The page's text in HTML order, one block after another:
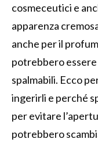
cosmeceutici e
apparenza
anche per il
potrebbero
spalmabili. Ecco
ingerirli e perché
per evitare
potrebbero